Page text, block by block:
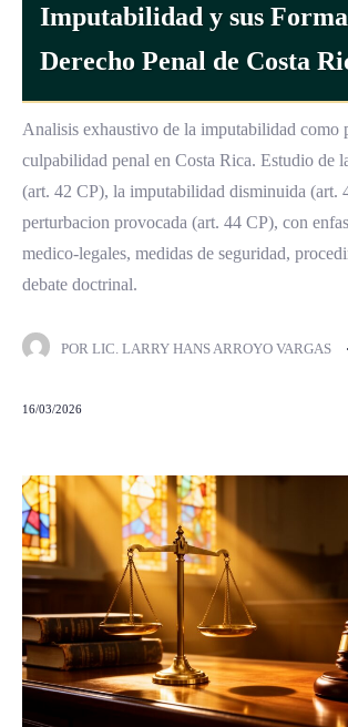
Imputabilidad y sus
Derecho Penal de Costa
Analisis exhaustivo de la imputabilidad como
culpabilidad penal en Costa Rica. Estudio de
(art. 42 CP), la imputabilidad disminuida (art.
perturbacion provocada (art. 44 CP), con
medico-legales, medidas de seguridad,
debate doctrinal.
POR LIC. LARRY HANS ARROYO VARGAS
16/03/2026